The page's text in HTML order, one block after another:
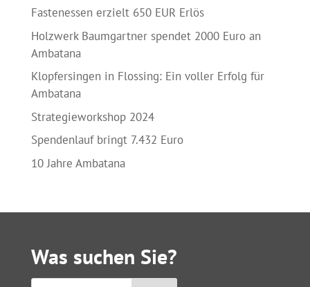
Fastenessen erzielt 650 EUR Erlös
Holzwerk Baumgartner spendet 2000 Euro an
Ambatana
Klopfersingen in Flossing: Ein voller Erfolg für
Ambatana
Strategieworkshop 2024
Spendenlauf bringt 7.432 Euro
10 Jahre Ambatana
Was suchen Sie?